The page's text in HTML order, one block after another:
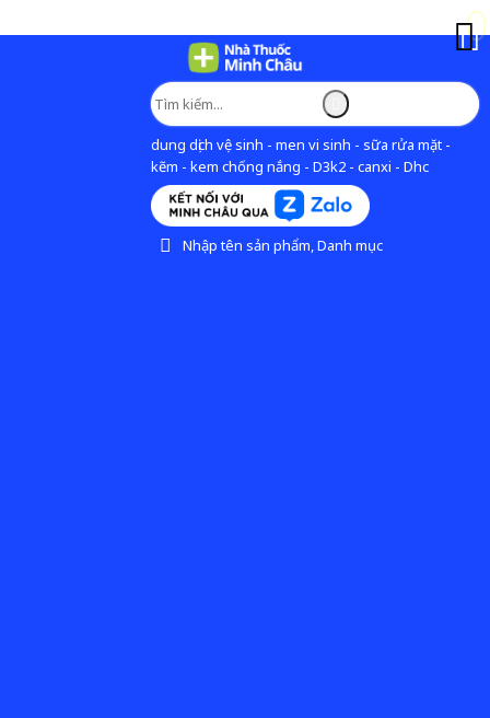
dung dịch vệ sinh - men vi sinh - sữa rửa mặt -
kẽm - kem chống nắng - D3k2 - canxi - Dhc
Nhập tên sản phẩm, Danh mục